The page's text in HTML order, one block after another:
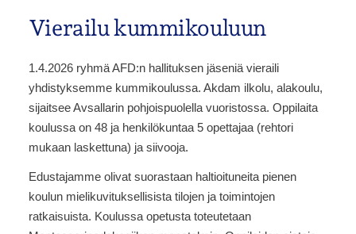
Vierailu kummikouluun
1.4.2026 ryhmä AFD:n hallituksen jäseniä vieraili
yhdistyksemme kummikoulussa. Akdam ilkolu, alakoulu,
sijaitsee Avsallarin pohjoispuolella vuoristossa. Oppilaita
koulussa on 48 ja henkilökuntaa 5 opettajaa (rehtori
mukaan laskettuna) ja siivooja.
Edustajamme olivat suorastaan haltioituneita pienen
koulun mielikuvituksellisista tilojen ja toimintojen
ratkaisuista. Koulussa opetusta toteutetaan